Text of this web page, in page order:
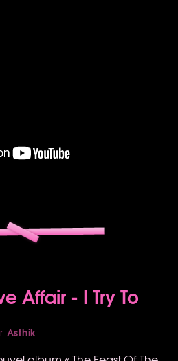
Affair - I Try To
Asthik